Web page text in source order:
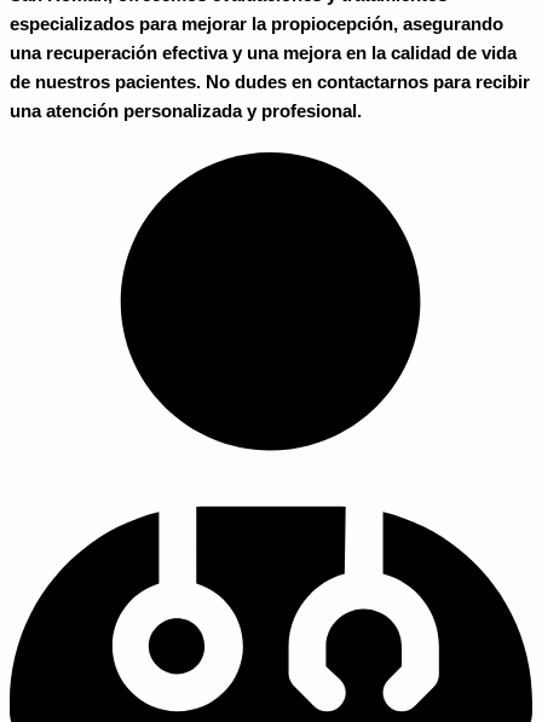
especializados para mejorar la propiocepción, asegurando
una recuperación efectiva y una mejora en la calidad de vida
de nuestros pacientes. No dudes en contactarnos para recibir
una atención personalizada y profesional.